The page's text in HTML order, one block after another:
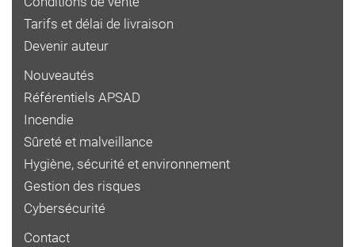
Tarifs et délai de livraison
Devenir auteur
Nouveautés
Référentiels APSAD
Incendie
Sûreté et malveillance
Hygiène, sécurité et environnement
Gestion des risques
Cybersécurité
Contact